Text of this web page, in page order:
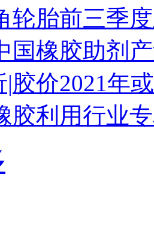
轮胎前三季
国橡胶助剂
|胶价2021年
胶利用行业